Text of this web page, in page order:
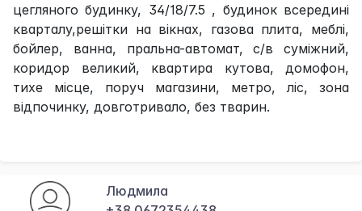
цегляного будинку, 34/18/7.5 , будинок всередині
кварталу,решітки на вікнах, газова плита, меблі,
бойлер, ванна, пральна-автомат, с/в суміжний,
коридор великий, квартира кутова, домофон,
тихе місце, поруч магазини, метро, ліс, зона
відпочинку, довготривало, без тварин.
Людмила